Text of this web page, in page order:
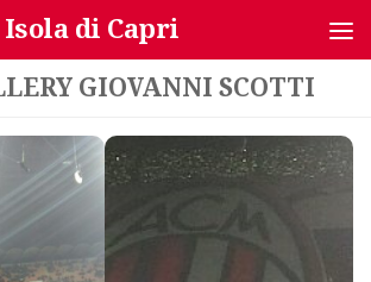
di Capri
GIOVANNI SCOTTI